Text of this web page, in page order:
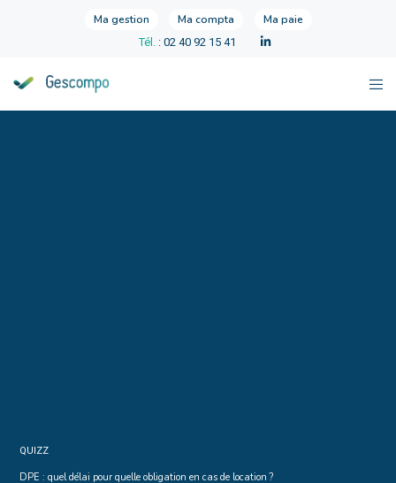
Ma gestion Ma compta Ma paie
Tél. : 02 40 92 15 41
QUIZZ
DPE : quel délai pour quelle obligation en cas de location ?